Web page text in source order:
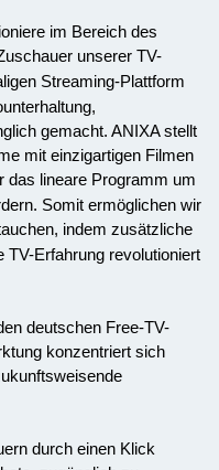
im Bereich des
unserer TV-
Streaming-Plattform
gemacht. ANIXA stellt
mit einzigartigen Filmen
das lineare Programm um
Somit ermöglichen wir
indem zusätzliche
TV-Erfahrung revolutioniert
deutschen Free-TV-
konzentriert sich
durch einen Klick